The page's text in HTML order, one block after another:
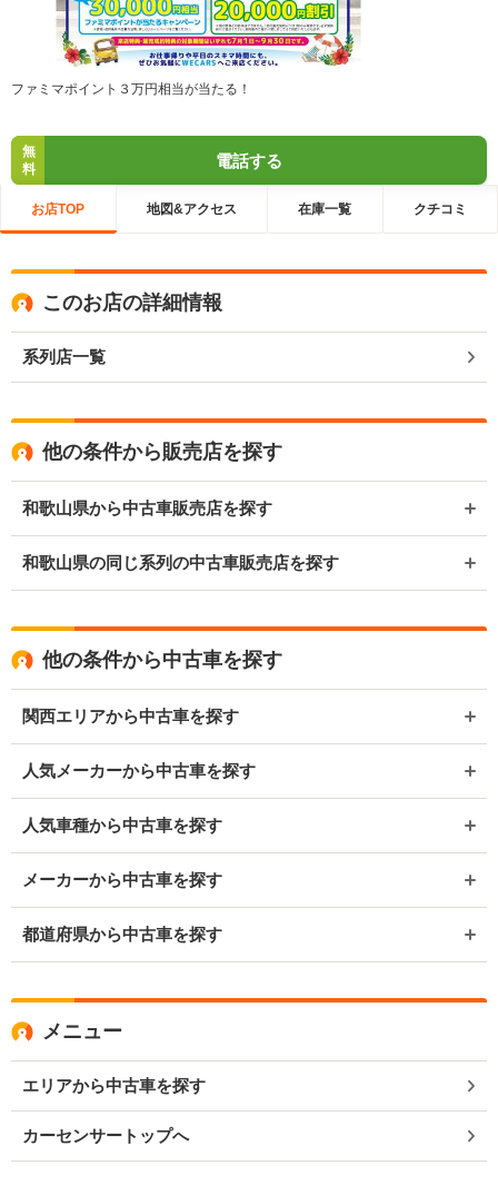
ファミマポイント３万円相当が当たる！
無
料
電話する
お店TOP 地図&アクセス 在庫一覧 クチコミ
このお店の詳細情報
系列店一覧
他の条件から販売店を探す
和歌山県から中古車販売店を探す
和歌山県の同じ系列の中古車販売店を探す
他の条件から中古車を探す
関西エリアから中古車を探す
人気メーカーから中古車を探す
人気車種から中古車を探す
メーカーから中古車を探す
都道府県から中古車を探す
メニュー
エリアから中古車を探す
カーセンサートップへ